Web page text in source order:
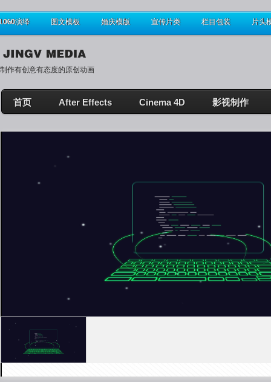
LOGO演绎 图文模板 婚庆模版 宣传片类 栏目包装 片头
制作有创意有态度的原创动画
首页 After Effects Cinema 4D 影视制作